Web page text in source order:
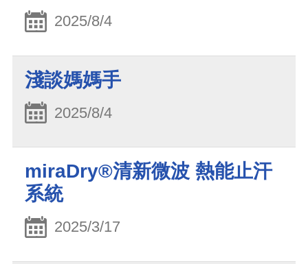
2025/8/4
淺談媽媽手
2025/8/4
miraDry®清新微波 熱能止汗
系統
2025/3/17